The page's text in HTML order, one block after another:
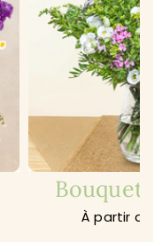
Bouquet
À partir de